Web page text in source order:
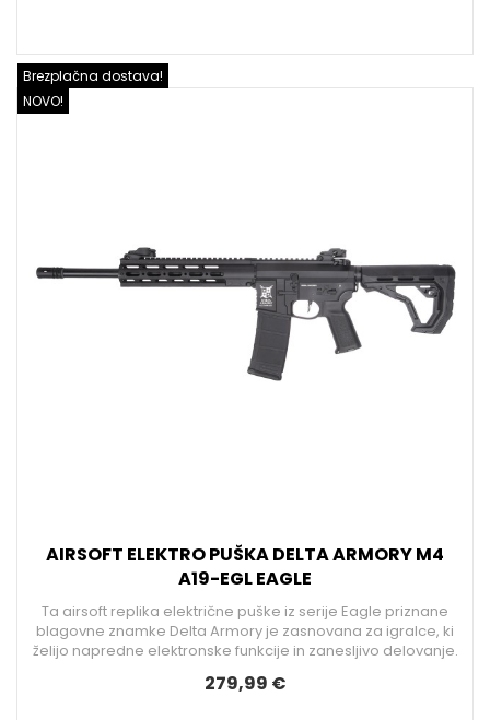
NOVO!
Brezplačna dostava!
AIRSOFT ELEKTRO PUŠKA DELTA ARMORY M4
A19-EGL EAGLE
Ta airsoft replika električne puške iz serije Eagle priznane
blagovne znamke Delta Armory je zasnovana za igralce, ki
želijo napredne elektronske funkcije in zanesljivo delovanje.
279,99 €